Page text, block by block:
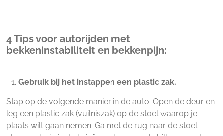
4 Tips voor autorijden met
bekkeninstabiliteit en bekkenpijn:
Gebruik bij het instappen een plastic zak.
Stap op de volgende manier in de auto. Open de deur en
leg een plastic zak (vuilniszak) op de stoel waarop je
plaats wilt gaan nemen. Ga met de rug naar de stoel